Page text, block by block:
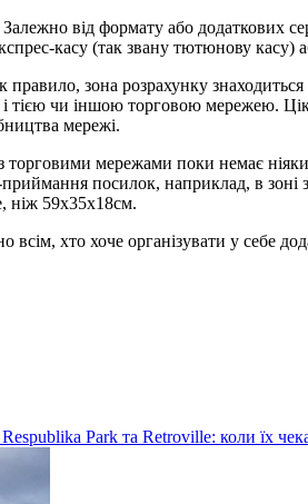
від формату або додаткових
касу (так звану тютюнову касу)
зона розрахунку
і тією чи іншою торговою мережею.
мережі.
з торговими мережами поки немає
приймання посилок, наприклад, в
ніж 59х35х18см.
всім, хто хоче організувати у себе
Park та Retroville: коли їх